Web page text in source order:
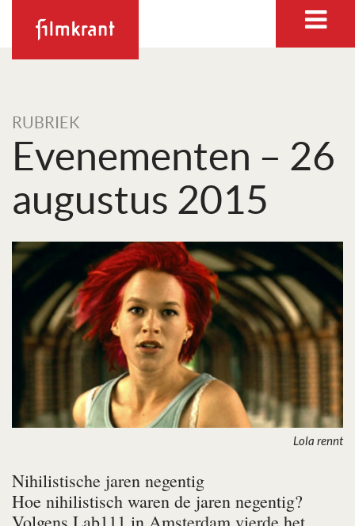
RUBRIEK
Evenementen – 26
augustus 2015
Lola rennt
Nihilistische jaren negentig
Hoe nihilistisch waren de jaren negentig?